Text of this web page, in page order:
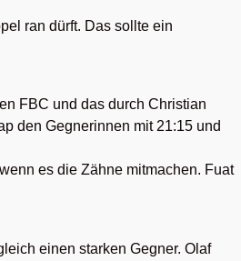
ran dürft. Das sollte ein
FBC und das durch Christian
den Gegnerinnen mit 21:15 und
es die Zähne mitmachen. Fuat
einen starken Gegner. Olaf